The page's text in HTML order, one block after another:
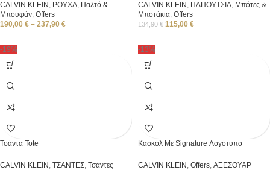
CALVIN KLEIN , ΡΟΥΧΑ, Παλτό &
Μπουφάν, Offers
190,00 € – 237,90 €
CALVIN KLEIN , ΠΑΠΟΥΤΣΙΑ, Μπότες &
Μποτάκια, Offers
134,90€ 115,00 €
-19%
Τσάντα Tote
CALVIN KLEIN , ΤΣΑΝΤΕΣ, Τσάντες
-13%
Κασκόλ Με Signature Λογότυπο
CALVIN KLEIN , Offers, ΑΞΕΣΟΥΑΡ